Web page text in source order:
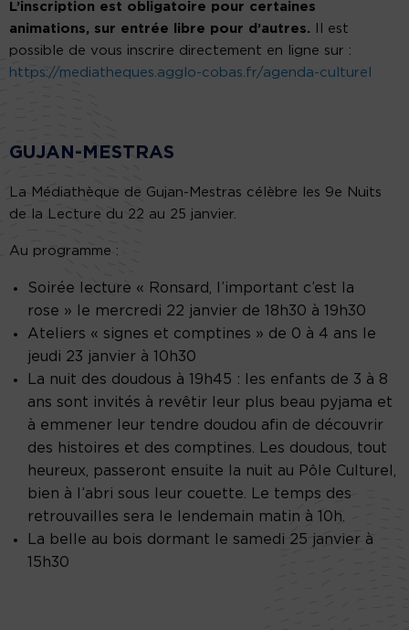
L’inscription est obligatoire pour certaines
animations, sur entrée libre pour d’autres.
Il est
possible de vous inscrire directement en ligne sur :
https://mediatheques.agglo-cobas.fr/agenda-culturel
GUJAN-MESTRAS
La Médiathèque de Gujan-Mestras célèbre les 9e Nuits
de la Lecture du 22 au 25 janvier.
Au programme :
Soirée lecture « Ronsard, l’important c’est la
rose » le mercredi 22 janvier de 18h30 à 19h30
Ateliers « signes et comptines » de 0 à 4 ans le
jeudi 23 janvier à 10h30
La nuit des doudous à 19h45 : les enfants de 3 à 8
ans sont invités à revêtir leur plus beau pyjama et
à emmener leur tendre doudou afin de découvrir
des histoires et des comptines. Les doudous, tout
heureux, passeront ensuite la nuit au Pôle Culturel,
bien à l’abri sous leur couette. Le temps des
retrouvailles sera le lendemain matin à 10h.
La belle au bois dormant le samedi 25 janvier à
15h30